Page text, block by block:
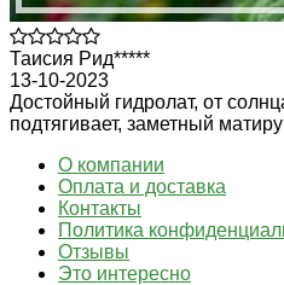
Таисия Рид*****
13-10-2023
Достойный гидролат, от
подтягивает, заметный
О компании
Оплата и доставка
Контакты
Политика
Отзывы
Это интересно